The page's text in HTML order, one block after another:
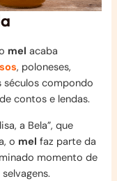
mel acaba
, poloneses,
séculos compondo
contos e lendas.
a Bela”, que
o mel faz parte da
momento de
selvagens.